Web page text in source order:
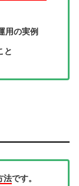
用の実例
と
法です。